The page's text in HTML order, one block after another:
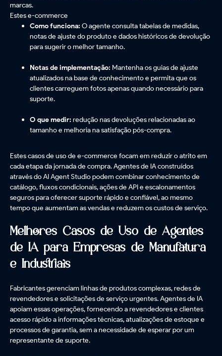
marcas.
Estes e-commerce
Como funciona: O agente consulta tabelas de medidas,
notas de ajuste do produto e dados históricos de devolução
para sugerir o melhor tamanho.
Notas de implementação: Mantenha os guias de ajuste
atualizados na base de conhecimento e permita que os
clientes carreguem fotos apenas quando necessário para
suporte.
O que medir: redução nas devoluções relacionadas ao
tamanho e melhoria na satisfação pós-compra.
Estes casos de uso de e-commerce focam em reduzir o atrito em
cada etapa da jornada de compra. Agentes de IA construídos
através do AI Agent Studio podem combinar conhecimento de
catálogo, fluxos condicionais, ações de API e escalonamentos
seguros para oferecer suporte rápido e confiável, ao mesmo
tempo que aumentam as vendas e reduzem os custos de serviço.
Melhores Casos de Uso de Agentes
de IA para Empresas de Manufatura
e Industriais
Fabricantes gerenciam linhas de produtos complexas, redes de
revendedores e solicitações de serviço urgentes. Agentes de IA
apoiam essas operações, fornecendo a revendedores e clientes
acesso rápido a informações técnicas, atualizações de estoque e
processos de garantia, sem a necessidade de esperar por um
representante de suporte.